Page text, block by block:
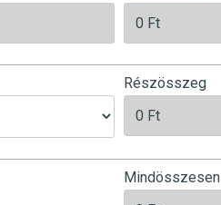
Részösszeg
Mindösszesen